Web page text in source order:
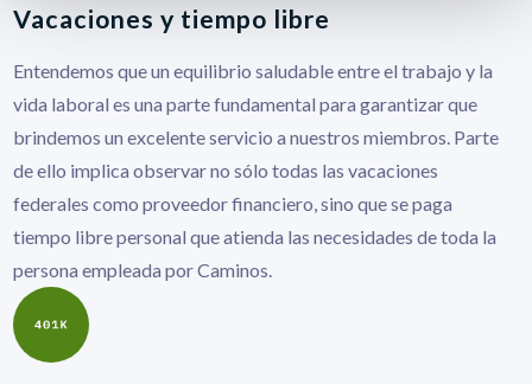
Vacaciones y tiempo libre
Entendemos que un equilibrio saludable entre el trabajo y la
vida laboral es una parte fundamental para garantizar que
brindemos un excelente servicio a nuestros miembros. Parte
de ello implica observar no sólo todas las vacaciones
federales como proveedor financiero, sino que se paga
tiempo libre personal que atienda las necesidades de toda la
persona empleada por Caminos.